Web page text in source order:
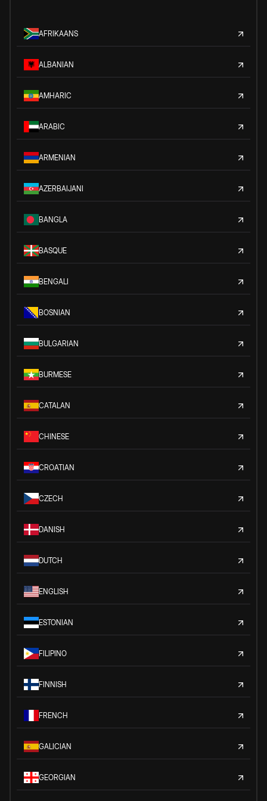
AFRIKAANS
ALBANIAN
AMHARIC
ARABIC
ARMENIAN
AZERBAIJANI
BANGLA
BASQUE
BENGALI
BOSNIAN
BULGARIAN
BURMESE
CATALAN
CHINESE
CROATIAN
CZECH
DANISH
DUTCH
ENGLISH
ESTONIAN
FILIPINO
FINNISH
FRENCH
GALICIAN
GEORGIAN